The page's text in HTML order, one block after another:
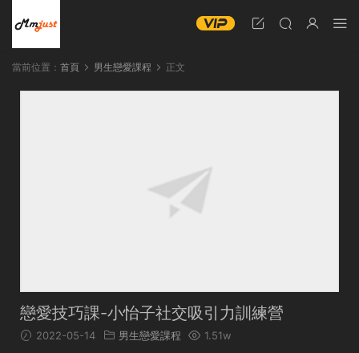
當前位置： 首頁 男生戀愛課程 正文
戀愛技巧課-小怡子社交吸引力訓練營
2022-05-14 男生戀愛課程 1.51w